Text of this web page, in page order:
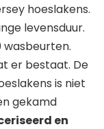
hoeslakens.
levensduur.
wasbeurten.
er bestaat. De
is niet
gekamd
en